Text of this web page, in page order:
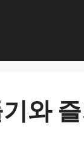
와